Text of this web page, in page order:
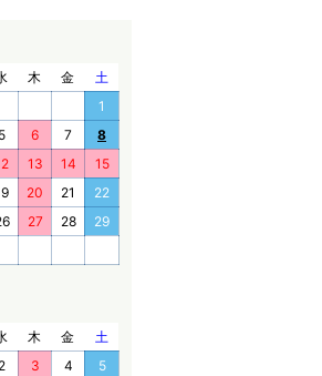
木 金
土
1
5 6 7
8
13 14
15
20 21
22
27 28
29
木 金
土
2 3 4
5